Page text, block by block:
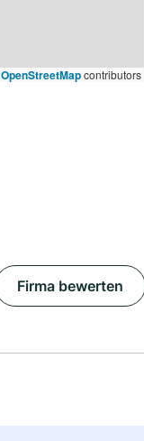
OpenStreetMapcontributors
Firma bewerten